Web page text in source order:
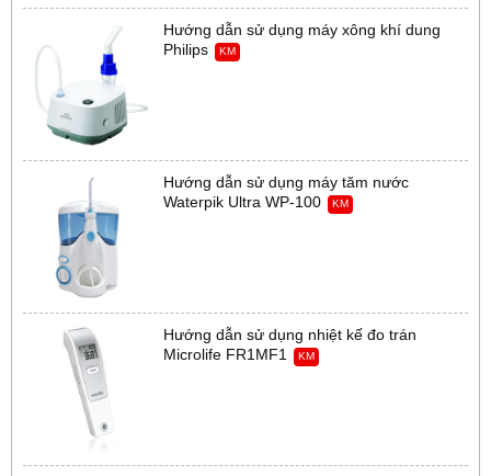
Hướng dẫn sử dụng máy xông khí dung
Philips
KM
Hướng dẫn sử dụng máy tăm nước
Waterpik Ultra WP-100
KM
Hướng dẫn sử dụng nhiệt kế đo trán
Microlife FR1MF1
KM